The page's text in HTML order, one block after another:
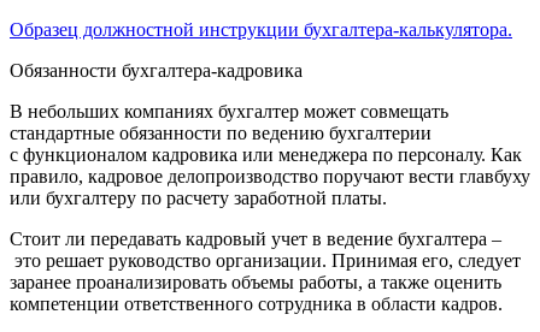
Образец должностной инструкции бухгалтера-калькулятора.
Обязанности бухгалтера-кадровика
В небольших компаниях бухгалтер может совмещать
стандартные обязанности по ведению бухгалтерии
с функционалом кадровика или менеджера по персоналу. Как
правило, кадровое делопроизводство поручают вести главбуху
или бухгалтеру по расчету заработной платы.
Стоит ли передавать кадровый учет в ведение бухгалтера –
это решает руководство организации. Принимая его, следует
заранее проанализировать объемы работы, а также оценить
компетенции ответственного сотрудника в области кадров.